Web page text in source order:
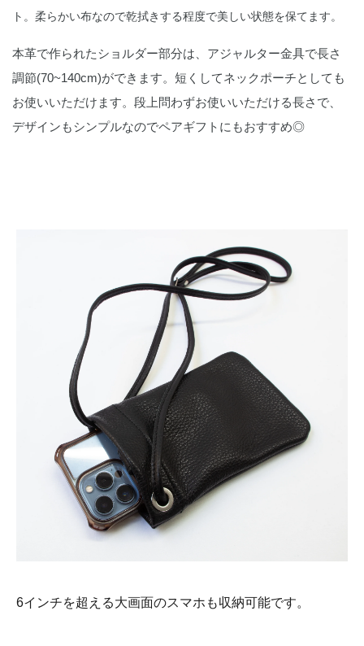
ト。柔らかい布なので乾拭きする程度で美しい状態を保てます。
本革で作られたショルダー部分は、アジャルター金具で長さ
調節(70~140cm)ができます。短くしてネックポーチとしても
お使いいただけます。段上問わずお使いいただける長さで、
デザインもシンプルなのでペアギフトにもおすすめ◎
6インチを超える大画面のスマホも収納可能です。